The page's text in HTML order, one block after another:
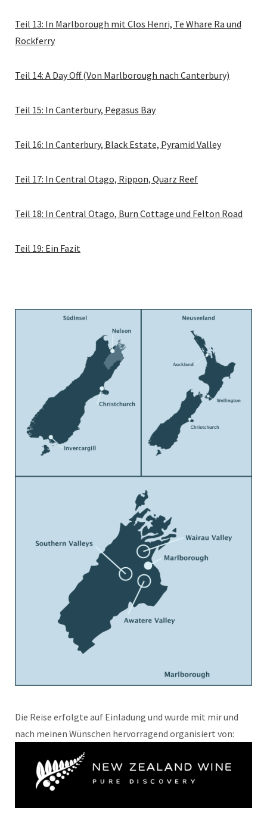
Teil 13: In Marlborough mit Clos Henri, Te Whare Ra und
Rockferry
Teil 14: A Day Off (Von Marlborough nach Canterbury)
Teil 15: In Canterbury, Pegasus Bay
Teil 16: In Canterbury, Black Estate, Pyramid Valley
Teil 17: In Central Otago, Rippon, Quarz Reef
Teil 18: In Central Otago, Burn Cottage und Felton Road
Teil 19: Ein Fazit
Die Reise erfolgte auf Einladung und wurde mit mir und
nach meinen Wünschen hervorragend organisiert von: